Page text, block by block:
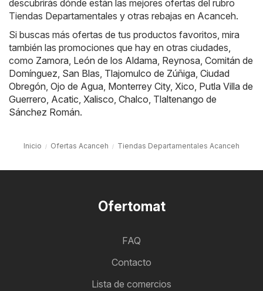
descubrirás dónde están las mejores ofertas del rubro
Tiendas Departamentales y otras rebajas en Acanceh.
Si buscas más ofertas de tus productos favoritos, mira
también las promociones que hay en otras ciudades,
como Zamora, León de los Aldama, Reynosa, Comitán de
Domínguez, San Blas, Tlajomulco de Zúñiga, Ciudad
Obregón, Ojo de Agua, Monterrey City, Xico, Putla Villa de
Guerrero, Acatic, Xalisco, Chalco, Tlaltenango de
Sánchez Román.
Inicio Ofertas Acanceh Tiendas Departamentales Acanceh
Ofertomat
FAQ
Contacto
Lista de comercios